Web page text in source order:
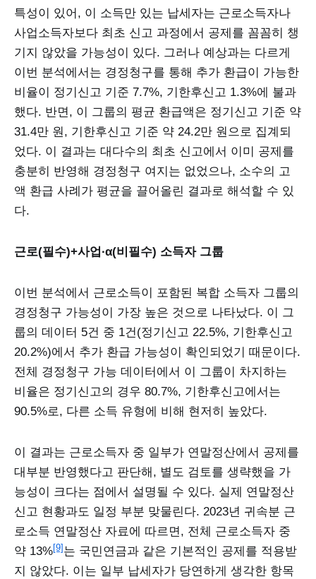
특성이 있어, 이 소득만 있는 납세자는 근로소득자나
사업소득자보다 최초 신고 과정에서 공제를 꼼꼼히 챙
기지 않았을 가능성이 있다. 그러나 예상과는 다르게
이번 분석에서는 경정청구를 통해 추가 환급이 가능한
비율이 정기신고 기준 7.7%, 기한후신고 1.3%에 불과
했다. 반면, 이 그룹의 평균 환급액은 정기신고 기준 약
31.4만 원, 기한후신고 기준 약 24.2만 원으로 집계되
었다. 이 결과는 대다수의 최초 신고에서 이미 공제를
충분히 반영해 경정청구 여지는 없었으나, 소수의 고
액 환급 사례가 평균을 끌어올린 결과로 해석할 수 있
다.
근로(필수)+사업∙α(비필수) 소득자 그룹
이번 분석에서 근로소득이 포함된 복합 소득자 그룹의
경정청구 가능성이 가장 높은 것으로 나타났다. 이 그
룹의 데이터 5건 중 1건(정기신고 22.5%, 기한후신고
20.2%)에서 추가 환급 가능성이 확인되었기 때문이다.
전체 경정청구 가능 데이터에서 이 그룹이 차지하는
비율은 정기신고의 경우 80.7%, 기한후신고에서는
90.5%로, 다른 소득 유형에 비해 현저히 높았다.
이 결과는 근로소득자 중 일부가 연말정산에서 공제를
대부분 반영했다고 판단해, 별도 검토를 생략했을 가
능성이 크다는 점에서 설명될 수 있다. 실제 연말정산
신고 현황과도 일정 부분 맞물린다. 2023년 귀속분 근
로소득 연말정산 자료에 따르면, 전체 근로소득자 중
약 13%[9]는 국민연금과 같은 기본적인 공제를 적용받
지 않았다. 이는 일부 납세자가 당연하게 생각한 항목